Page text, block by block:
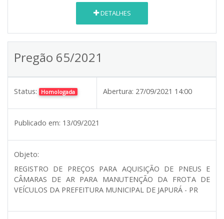
DETALHES
Pregão 65/2021
Status: Homologada Abertura: 27/09/2021 14:00
Publicado em: 13/09/2021
Objeto:
REGISTRO DE PREÇOS PARA AQUISIÇÃO DE PNEUS E
CÂMARAS DE AR PARA MANUTENÇÃO DA FROTA DE
VEÍCULOS DA PREFEITURA MUNICIPAL DE JAPURÁ - PR